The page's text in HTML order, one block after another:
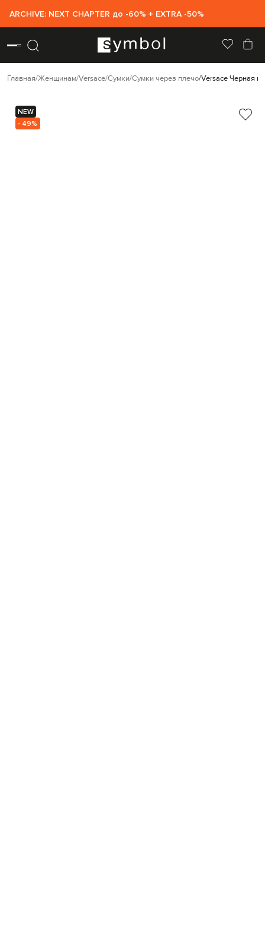
ARCHIVE: NEXT CHAPTER до -60% + EXTRA -50%
Главная Женщинам Versace Сумки Сумки через плечо Versace Черная
NEW
- 49%